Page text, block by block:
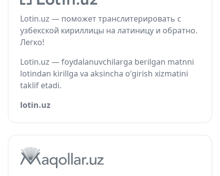
Lotin.uz — поможет транслитерировать с
узбекской кириллицы на латиницу и обратно.
Легко!
Lotin.uz — foydalanuvchilarga berilgan matnni
lotindan kirillga va aksincha o‘girish xizmatini
taklif etadi.
lotin.uz